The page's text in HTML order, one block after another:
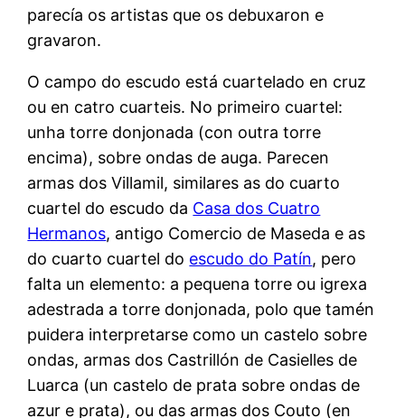
parecía os artistas que os debuxaron e
gravaron.
O campo do escudo está cuartelado en cruz
ou en catro cuarteis. No primeiro cuartel:
unha torre donjonada (con outra torre
encima), sobre ondas de auga. Parecen
armas dos Villamil, similares as do cuarto
cuartel do escudo da Casa dos Cuatro
Hermanos, antigo Comercio de Maseda e as
do cuarto cuartel do escudo do Patín, pero
falta un elemento: a pequena torre ou igrexa
adestrada a torre donjonada, polo que tamén
puidera interpretarse como un castelo sobre
ondas, armas dos Castrillón de Casielles de
Luarca (un castelo de prata sobre ondas de
azur e prata), ou das armas dos Couto (en